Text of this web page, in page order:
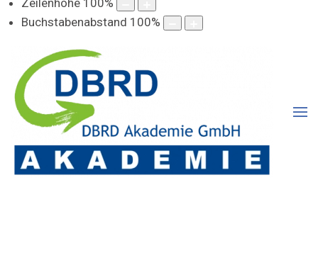
Zeilenhöhe 100%
Buchstabenabstand 100%